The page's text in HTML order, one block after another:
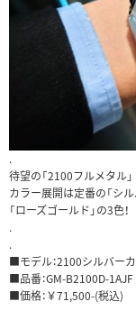
.
待望の「2100フルメタル」
カラー展開は定番の「シ
「ローズゴールド」の3色！
.
.
■モデル：2100シルバー
■品番：GM-B2100D-1AJF
■価格：￥71,500-(税込)